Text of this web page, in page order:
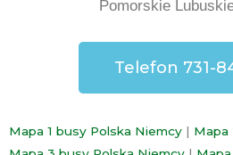
Pomorskie
Telefon 731-
Mapa 1 busy Polska Niemcy | Mapa